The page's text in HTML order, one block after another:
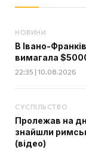
НОВИНИ
В Івано-
вимагала
22:35 | 10.08.2026
СУСПІЛЬСТВО
Пролежав на
знайшли
(відео)